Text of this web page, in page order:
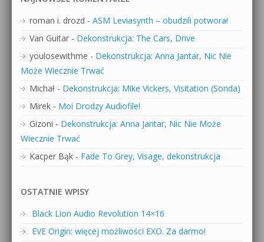
roman i. drozd - ASM Leviasynth – obudzili potwora!
Van Guitar - Dekonstrukcja: The Cars, Drive
youlosewithme - Dekonstrukcja: Anna Jantar, Nic Nie
Może Wiecznie Trwać
Michał - Dekonstrukcja: Mike Vickers, Visitation (Sonda)
Mirek - Moi Drodzy Audiofile!
Gizoni - Dekonstrukcja: Anna Jantar, Nic Nie Może
Wiecznie Trwać
Kacper Bąk - Fade To Grey, Visage, dekonstrukcja
OSTATNIE WPISY
Black Lion Audio Revolution 14×16
EVE Origin: więcej możliwości EXO. Za darmo!